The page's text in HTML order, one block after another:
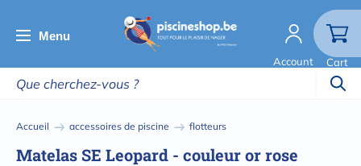
au
principal
Menu
Account Cart
Fil
Accueil accessoires de piscine flotteurs
Matelas SE Leopard - couleur or rose